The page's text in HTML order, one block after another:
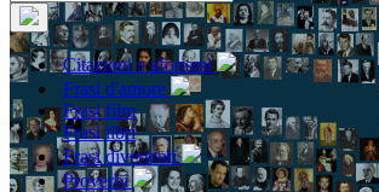
Citazioni e aforismi
Frasi d'amore
Frasi film
Frasi libri
Frasi divertenti
Proverbi